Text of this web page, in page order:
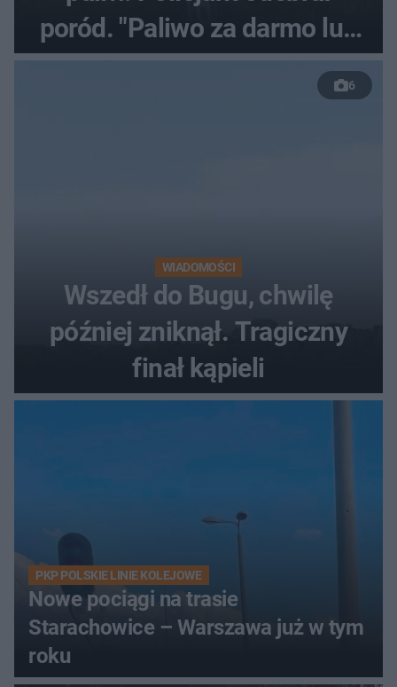
poród. "Paliwo za darmo lub
50 %!"
6
WIADOMOŚCI
Wszedł do Bugu, chwilę
później zniknął. Tragiczny
finał kąpieli
PKP POLSKIE LINIE KOLEJOWE
Nowe pociągi na trasie
Starachowice – Warszawa już w tym
roku